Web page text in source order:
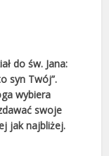
do św. Jana:
syn Twój”.
wybiera
swoje
jak najbliżej.